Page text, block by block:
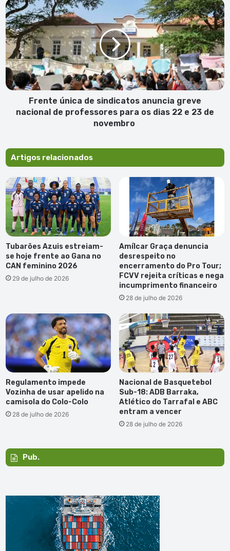
Frente
única
de
sindicatos
anuncia
greve
nacional
de
professores
23
de
Frente única de sindicatos anuncia greve
nacional de professores para os dias 22 e 23 de
novembro
Artigos relacionados
Tubarões Azuis estreiam-
se hoje frente ao Gana no
CAN feminino 2026
29 de julho de 2026
Amílcar Graça denuncia
desrespeito no
encerramento do Pro Tour;
FCVV rejeita críticas e nega
incumprimento financeiro
28 de julho de 2026
Regulamento impede
Vozinha de usar apelido na
camisola do Colo-Colo
28 de julho de 2026
Nacional de Basquetebol
Sub-18: ADB Barraka,
Atlético do Tarrafal e ABC
entram a vencer
28 de julho de 2026
Pub.